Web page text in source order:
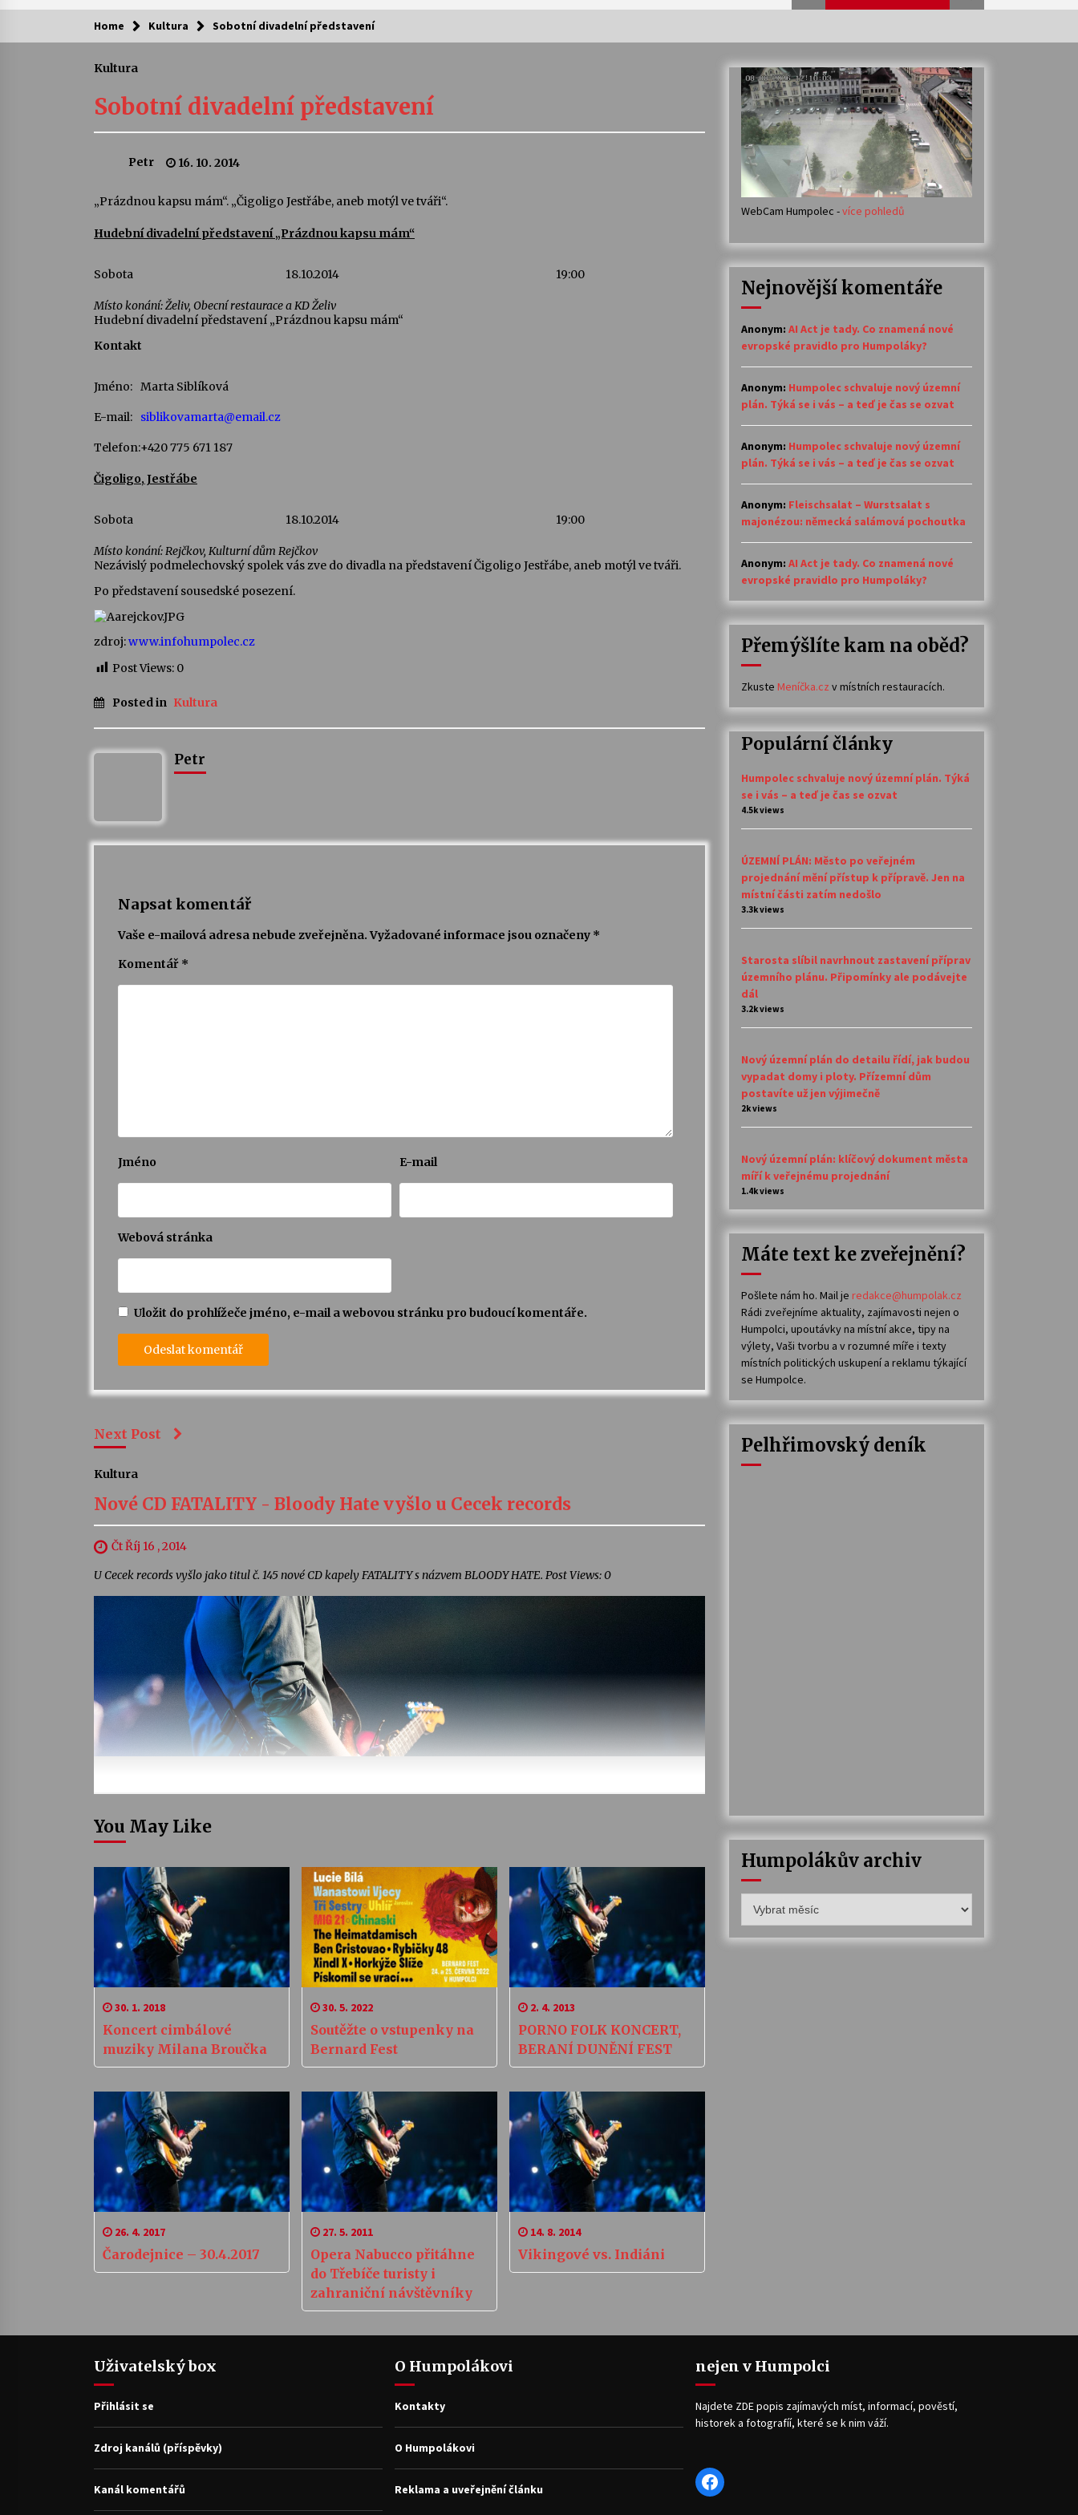
Kam za kulturou?
Camerata a Sukuba Ensemble
4. 8. 2026
Veselí muzikanti
30. 7. 2026
Pozvánka na integrační festival
Quijotova šedesátka: 28. 7.–1. 8.
28. 7. 2026
Votavžatský ploty
23. 7. 2026
Letní koncerty ve Stromovce: Rufus
14. 7. 2026
Za kulturou kousek za Humpolec. V
Želivě ožije odkaz Josefa Čapka
30. 6. 2026
Home Kultura Sobotní divadelní představení
Kultura
Sobotní divadelní představení
Petr 16. 10. 2014
„Prázdnou kapsu mám“. „Čigoligo Jestřábe, aneb motýl ve tváři“.
Hudební divadelní představení „Prázdnou kapsu mám“
Sobota 18.10.2014 19:00
Místo konání: Želiv, Obecní restaurace a KD Želiv
Hudební divadelní představení „Prázdnou kapsu mám“
Kontakt
Jméno: Marta Siblíková
E-mail: siblikovamarta@email.cz
Telefon:+420 775 671 187
Čigoligo, Jestřábe
Sobota 18.10.2014 19:00
Místo konání: Rejčkov, Kulturní dům Rejčkov
Nezávislý podmelechovský spolek vás zve do divadla na představení Čigoligo Jestřábe, aneb motýl ve tváři.
Po představení sousedské posezení.
zdroj:www.infohumpolec.cz
Post Views: 0
Posted in Kultura
Petr
Napsat komentář
Vaše e-mailová adresa nebude zveřejněna. Vyžadované informace jsou označeny *
Komentář *
Jméno E-mail
Webová stránka
Uložit do prohlížeče jméno, e-mail a webovou stránku pro budoucí komentáře.
Next Post
Kultura
Nové CD FATALITY - Bloody Hate vyšlo u Cecek records
Čt Říj 16 , 2014
U Cecek records vyšlo jako titul č. 145 nové CD kapely FATALITY s názvem BLOODY HATE. Post Views: 0
You May Like
30. 1. 2018
Koncert cimbálové
muziky Milana Broučka
30. 5. 2022
Soutěžte o vstupenky na
Bernard Fest
2. 4. 2013
PORNO FOLK KONCERT,
BERANÍ DUNĚNÍ FEST
26. 4. 2017
Čarodejnice – 30.4.2017
27. 5. 2011
Opera Nabucco přitáhne
do Třebíče turisty i
zahraniční návštěvníky
14. 8. 2014
Vikingové vs. Indiáni
WebCam Humpolec -více pohledů
Nejnovější komentáře
Anonym: AI Act je tady. Co znamená nové
evropské pravidlo pro Humpoláky?
Anonym: Humpolec schvaluje nový územní
plán. Týká se i vás – a teď je čas se ozvat
Anonym: Humpolec schvaluje nový územní
plán. Týká se i vás – a teď je čas se ozvat
Anonym: Fleischsalat – Wurstsalat s
majonézou: německá salámová pochoutka
Anonym: AI Act je tady. Co znamená nové
evropské pravidlo pro Humpoláky?
Přemýšlíte kam na oběd?
Zkuste Meníčka.cz v místních restauracích.
Populární články
Humpolec schvaluje nový územní plán. Týká
se i vás – a teď je čas se ozvat
4.5k views
ÚZEMNÍ PLÁN: Město po veřejném
projednání mění přístup k přípravě. Jen na
místní části zatím nedošlo
3.3k views
Starosta slíbil navrhnout zastavení příprav
územního plánu. Připomínky ale podávejte
dál
3.2k views
Nový územní plán do detailu řídí, jak budou
vypadat domy i ploty. Přízemní dům
postavíte už jen výjimečně
2k views
Nový územní plán: klíčový dokument města
míří k veřejnému projednání
1.4k views
Máte text ke zveřejnění?
Pošlete nám ho. Mail je redakce@humpolak.cz
Rádi zveřejníme aktuality, zajímavosti nejen o
Humpolci, upoutávky na místní akce, tipy na
výlety, Vaši tvorbu a v rozumné míře i texty
místních politických uskupení a reklamu týkající
se Humpolce.
Pelhřimovský deník
Humpolákův archiv
archiv
Uživatelský box
Přihlásit se
Zdroj kanálů (příspěvky)
Kanál komentářů
O Humpolákovi
Kontakty
O Humpolákovi
Reklama a uveřejnění článku
nejen v Humpolci
Najdete ZDE popis zajímavých míst, informací, pověstí,
historek a fotografíí, které se k nim váží.
Facebook